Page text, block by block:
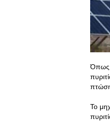
Όπως
Το